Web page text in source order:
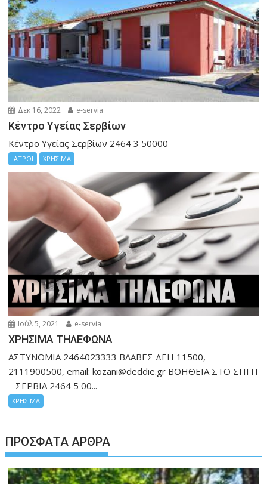
Δεκ 16, 2022 e-servia
Kέντρο Υγείας Σερβίων
Kέντρο Υγείας Σερβίων 2464 3 50000
ΙΑΤΡΟΙ ΧΡΗΣΙΜΑ
Ιούλ 5, 2021 e-servia
ΧΡΗΣΙΜΑ ΤΗΛΕΦΩΝΑ
ΑΣΤΥΝΟΜΙΑ 2464023333 ΒΛΑΒΕΣ ΔΕΗ 11500,
2111900500, email: kozani@deddie.gr ΒΟΗΘΕΙΑ ΣΤΟ ΣΠΙΤΙ
– ΣΕΡΒΙΑ 2464 5 00...
ΧΡΗΣΙΜΑ
ΠΡΌΣΦΑΤΑ ΆΡΘΡΑ